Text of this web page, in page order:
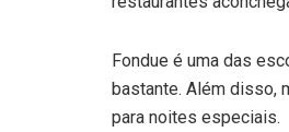
Fondue é uma das
bastante. Além disso,
para noites especiais.